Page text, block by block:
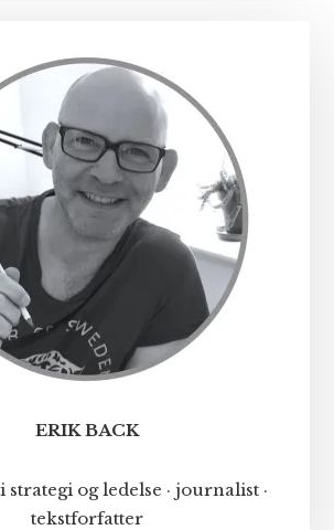
ERIK BACK
og ledelse · journalist ·
tekstforfatter